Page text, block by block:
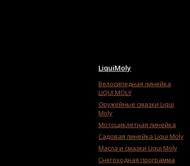
LiquiMoly
Велосипедная линейка
LIQUI MOLY
Оружейные смазки Liqui
Moly
Мотоциклетная линейка
Садовая линейка Liqui Moly
Масла и смазки Liqui Moly
Снегоходная программа